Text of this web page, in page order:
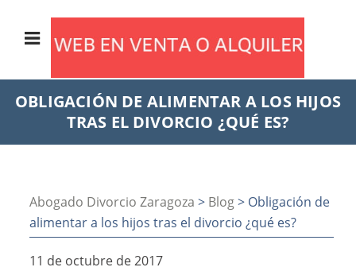
OBLIGACIÓN DE ALIMENTAR A LOS HIJOS
TRAS EL DIVORCIO ¿QUÉ ES?
Abogado Divorcio Zaragoza > Blog> Obligación de
alimentar a los hijos tras el divorcio ¿qué es?
11 de octubre de 2017